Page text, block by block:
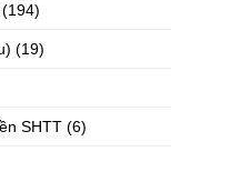
(194)
(19)
SHTT (6)